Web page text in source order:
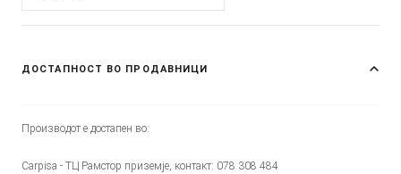
ДОСТАПНОСТ ВО ПРОДАВНИЦИ
Производот е достапен во:
Carpisa - ТЦ Рамстор приземје, контакт: 078 308 484